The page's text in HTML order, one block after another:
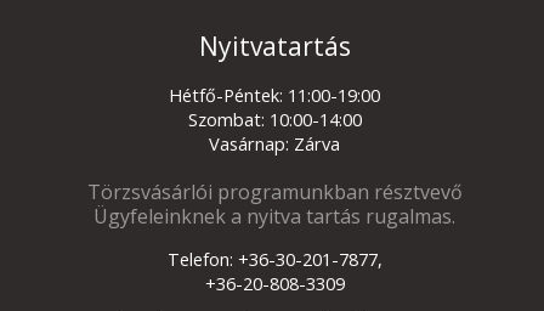
Nyitvatartás
Hétfő-Péntek: 11:00-19:00
Szombat: 10:00-14:00
Vasárnap: Zárva
Törzsvásárlói programunkban résztvevő
Ügyfeleinknek a nyitva tartás rugalmas.
Telefon: +36-30-201-7877,
+36-20-808-3309